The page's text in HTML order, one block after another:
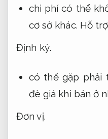
chi phí có thể
cơ sở khác. Hỗ
Định kỳ.
có thể gặp phải
đè giá khi bán ở
Đơn vị.